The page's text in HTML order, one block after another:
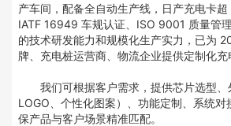
产车间，配备全自动生产线，日产充电卡
IATF 16949 车规认证、ISO 9001 质量管
的技术研发能力和规模化生产实力，已为
牌、充电桩运营商、物流企业提供定制化充
我们可根据客户需求，提供芯片选型
LOGO、个性化图案）、功能定制、系统对
保产品与客户场景精准匹配。